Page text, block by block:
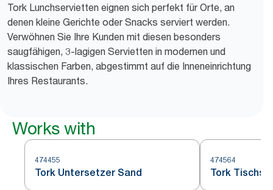
Tork Lunchservietten eignen sich perfekt für Orte, an
denen kleine Gerichte oder Snacks serviert werden.
Verwöhnen Sie Ihre Kunden mit diesen besonders
saugfähigen, 3-lagigen Servietten in modernen und
klassischen Farben, abgestimmt auf die Inneneinrichtung
Ihres Restaurants.
Works with
474455
Tork Untersetzer Sand
474564
Tork